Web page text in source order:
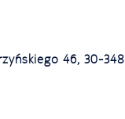
46, 30-348